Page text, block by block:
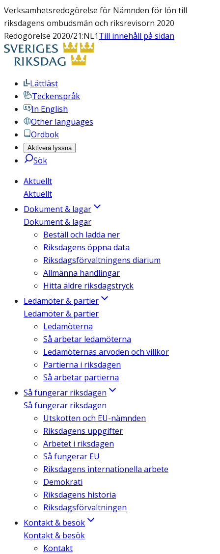
Verksamhetsredogörelse för Nämnden för lön till
riksdagens ombudsmän och riksrevisorn 2020
Redogörelse 2020/21:NL1Till innehåll på sidan
Lättläst
Teckenspråk
In English
Other languages
Ordbok
Aktivera lyssna
Sök
Aktuellt
Aktuellt
Dokument & lagar
Dokument & lagar
Beställ och ladda ner
Riksdagens öppna data
Riksdagsförvaltningens diarium
Allmänna handlingar
Hitta äldre riksdagstryck
Ledamöter & partier
Ledamöter & partier
Ledamöterna
Så arbetar ledamöterna
Ledamöternas arvoden och villkor
Partierna i riksdagen
Så arbetar partierna
Så fungerar riksdagen
Så fungerar riksdagen
Utskotten och EU-nämnden
Riksdagens uppgifter
Arbetet i riksdagen
Så fungerar EU
Riksdagens internationella arbete
Demokrati
Riksdagens historia
Riksdagsförvaltningen
Kontakt & besök
Kontakt & besök
Kontakt